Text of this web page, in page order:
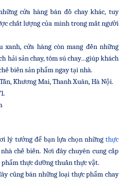
cửa hàng bán đồ chay khác, tuy
chất lượng của mình trong mắt người
xanh, cửa hàng còn mang đến những
hải sản chay, tôm sú chay…giúp khách
biến sản phẩm ngay tại nhà.
Khương Mai, Thanh Xuân, Hà Nội.
lý tưởng để bạn lựa chọn những thực
chế biến. Nơi đây chuyên cung cấp
thực dưỡng thuần thực vật.
cũng bán những loại thực phẩm chay